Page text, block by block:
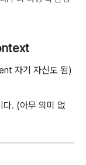
자기 자신도 됨)
다. (아무 의미 없